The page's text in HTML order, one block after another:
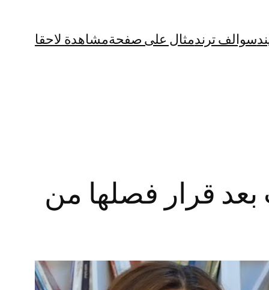
سوالف ترندمثال على صفحةمشاهدة لاحقا
بعد قرار فصلها من